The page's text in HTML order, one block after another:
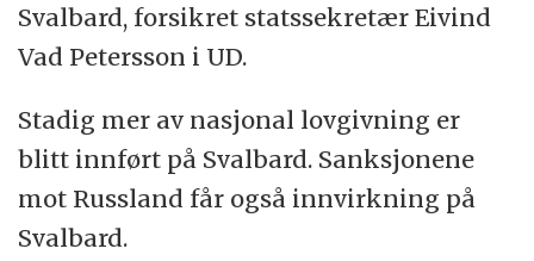
Svalbard, forsikret statssekretær Eivind
Vad Petersson i UD.
Stadig mer av nasjonal lovgivning er
blitt innført på Svalbard. Sanksjonene
mot Russland får også innvirkning på
Svalbard.